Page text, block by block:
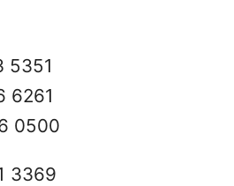
5351
6261
0500
3369